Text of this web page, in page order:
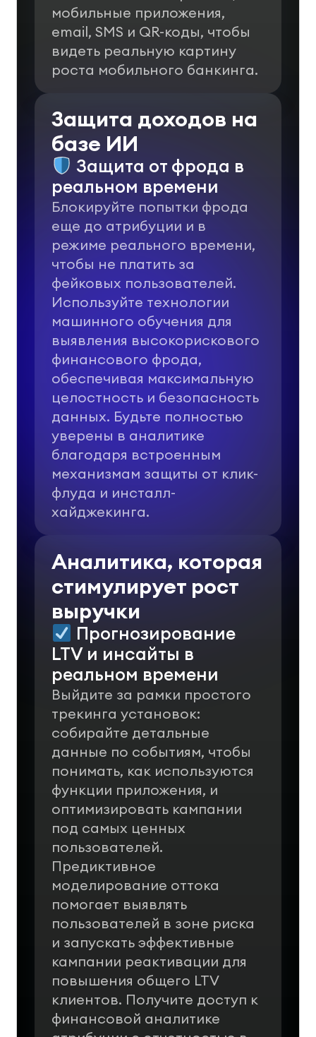
мобильные приложения,
email, SMS и QR-коды, чтобы
видеть реальную картину
роста мобильного банкинга.
Защита доходов на
базе ИИ
Защита от фрода в
реальном времени
Блокируйте попытки фрода
еще до атрибуции и в
режиме реального времени,
чтобы не платить за
фейковых пользователей.
Используйте технологии
машинного обучения для
выявления высокорискового
финансового фрода,
обеспечивая максимальную
целостность и безопасность
данных. Будьте полностью
уверены в аналитике
благодаря встроенным
механизмам защиты от клик-
флуда и инсталл-
хайджекинга.
Аналитика, которая
стимулирует рост
выручки
Прогнозирование
LTV и инсайты в
реальном времени
Выйдите за рамки простого
трекинга установок:
собирайте детальные
данные по событиям, чтобы
понимать, как используются
функции приложения, и
оптимизировать кампании
под самых ценных
пользователей.
Предиктивное
моделирование оттока
помогает выявлять
пользователей в зоне риска
и запускать эффективные
кампании реактивации для
повышения общего LTV
клиентов. Получите доступ к
финансовой аналитике